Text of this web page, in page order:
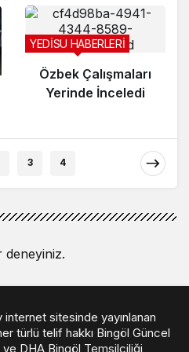
YEDİSU HABERLERİ
Özbek Çalışmaları
Yerinde İnceledi
3 4
deneyiniz.
sitesinde yayınlanan
türlü telif hakkı Bingöl Güncel
DHA Bingöl Temsilciliği